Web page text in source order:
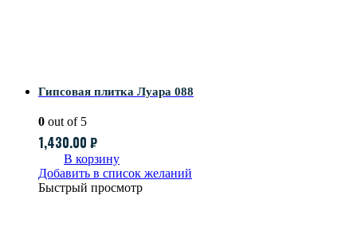
Гипсовая плитка Луара 088
0 out of 5
1,430.00 ₽
В корзину
Добавить в список желаний
Быстрый просмотр